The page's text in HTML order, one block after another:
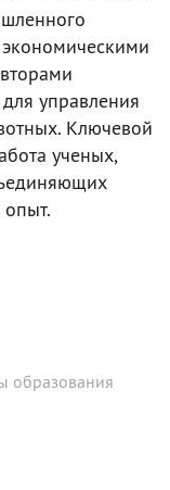
управления
Ключевой
ученых,
образования